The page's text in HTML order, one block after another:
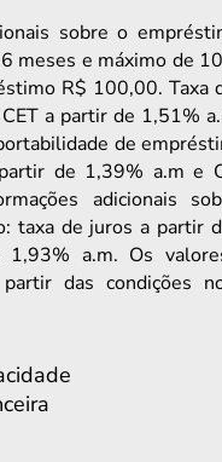
sobre o
meses e máximo de
R$ 100,00. Taxa
a partir de 1,51%
de
de 1,39% a.m e
adicionais
taxa de juros a partir
a.m. Os
das condições